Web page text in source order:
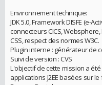
Environnement technique:
JDK 5.0, Framework DISFE (e-
connecteurs CICS, Websphere,
CSS, respect des normes W3C.
Plugin interne : générateur de
Suivi de version : CVS
L'objectif de cette mission a
applications J2EE basées sur